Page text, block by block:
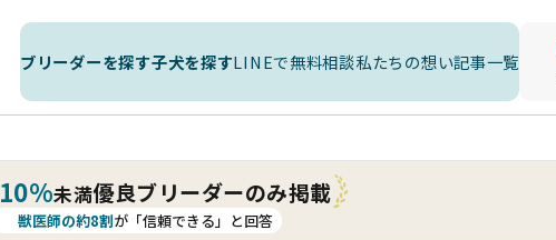
ブリーダーを探す子犬を探すLINEで無料相談私たちの想い記事一覧
10%未満優良ブリーダーのみ掲載
獣医師の約8割が「信頼できる」と回答